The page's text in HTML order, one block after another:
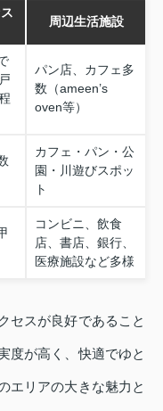
周辺生活施設
パン店、カフェ多
数（ameen’s
oven等）
カフェ・パン・公
園・川遊びスポッ
ト
コンビニ、飲食
店、書店、銀行、
医療施設など多様
セスが良好であること
度が高く、快適でゆと
エリアの大きな魅力と